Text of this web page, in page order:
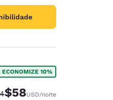
ECONOMIZE 10%
anterior “tachada”:
Tarifa com desconto:
$58USD/noite